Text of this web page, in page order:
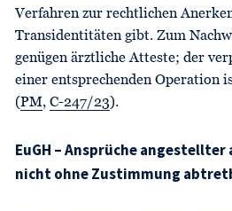
Verfahren zur rechtlichen
Transidentitäten gibt. Zum
genügen ärztliche Atteste; der
einer entsprechenden Operation
(PM, C-247/23).
EuGH – Ansprüche
nicht ohne Zustimmung